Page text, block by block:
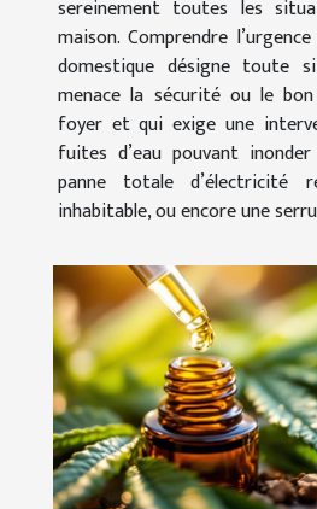
sereinement toutes les
maison. Comprendre
domestique désigne toute
menace la sécurité ou le
foyer et qui exige une
fuites d’eau pouvant
panne totale d’électricité
inhabitable, ou encore une